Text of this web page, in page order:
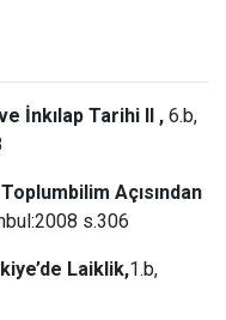
İnkılap Tarihi II , 6.b,
Açısından
s.306
Laiklik,1.b,